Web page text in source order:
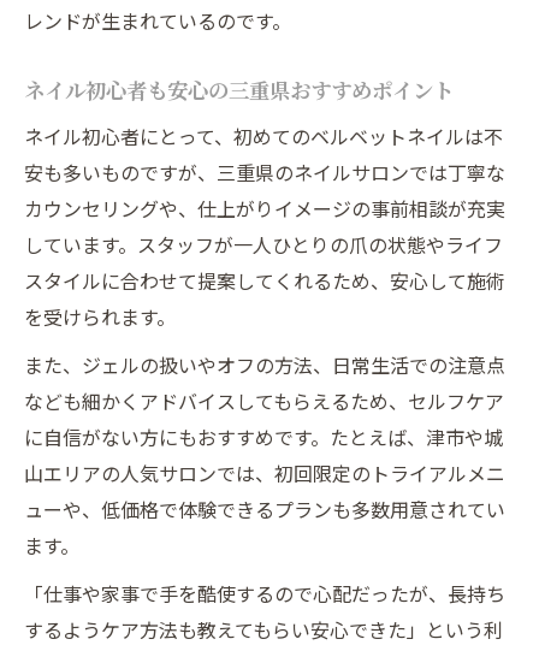
レンドが生まれているのです。
ネイル初心者も安心の三重県おすすめポイント
ネイル初心者にとって、初めてのベルベットネイルは不
安も多いものですが、三重県のネイルサロンでは丁寧な
カウンセリングや、仕上がりイメージの事前相談が充実
しています。スタッフが一人ひとりの爪の状態やライフ
スタイルに合わせて提案してくれるため、安心して施術
を受けられます。
また、ジェルの扱いやオフの方法、日常生活での注意点
なども細かくアドバイスしてもらえるため、セルフケア
に自信がない方にもおすすめです。たとえば、津市や城
山エリアの人気サロンでは、初回限定のトライアルメニ
ューや、低価格で体験できるプランも多数用意されてい
ます。
「仕事や家事で手を酷使するので心配だったが、長持ち
するようケア方法も教えてもらい安心できた」という利